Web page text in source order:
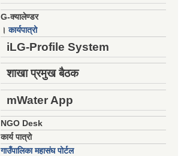
G-क्यालेण्डर
।कार्यपात्रो
iLG-Profile System
शाखा प्रमुख बैठक
mWater App
NGO Desk
कार्य पात्रो
गाउँपालिका महासंघ पोर्टल